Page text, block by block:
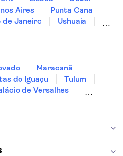
Aires
Punta Cana
de Janeiro
Ushuaia
Maracanã
do Iguaçu
Tulum
de Versalhes
Família
Cove